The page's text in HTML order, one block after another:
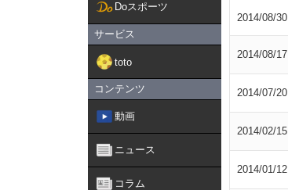
Doスポーツ
サービス
toto
コンテンツ
動画
ニュース
コラム
2014/08/30
2014/08/17
2014/07/20
2014/02/15
2014/01/12